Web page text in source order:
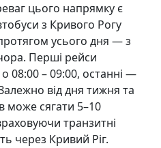
цього напрямку є
з Кривого Рогу
усього дня — з
Перші рейси
08:00 – 09:00, останні —
від дня тижня та
може сягати 5–10
транзитні
через Кривий Ріг.